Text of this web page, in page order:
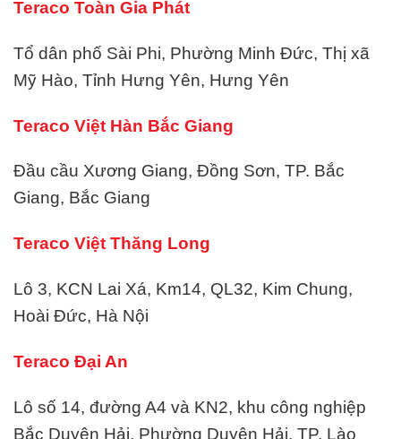
Teraco Toàn Gia Phát
Tổ dân phố Sài Phi, Phường Minh Đức, Thị xã
Mỹ Hào, Tỉnh Hưng Yên, Hưng Yên
Teraco Việt Hàn Bắc Giang
Đầu cầu Xương Giang, Đồng Sơn, TP. Bắc
Giang, Bắc Giang
Teraco Việt Thăng Long
Lô 3, KCN Lai Xá, Km14, QL32, Kim Chung,
Hoài Đức, Hà Nội
Teraco Đại An
Lô số 14, đường A4 và KN2, khu công nghiệp
Bắc Duyên Hải, Phường Duyên Hải, TP. Lào